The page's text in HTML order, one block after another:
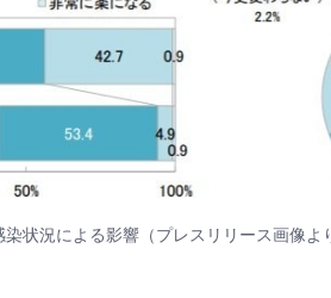
状況による影響（プレスリリース画像よ